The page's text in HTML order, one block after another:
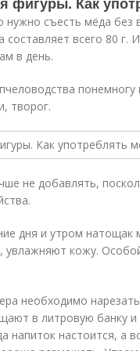
нужно съесть мёда без
составляет всего 80 г.
в день.
понемногу
творог.
не добавлять,
дня и утром
увлажняют кожу.
необходимо
в литровую банку
напиток настоится, а